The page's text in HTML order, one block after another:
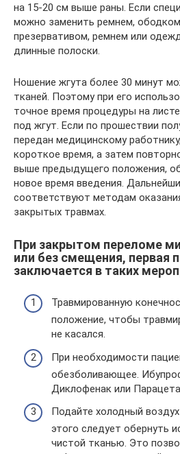
на 15-20 см выше раны. Если
можно заменить ремнем,
презервативом, ремнем или
длинные полоски.
Ношение жгута более 30 минут
тканей. Поэтому при его
точное время процедуры на
под жгут. Если по прошествии
передан медицинскому
короткое время, а затем
выше предыдущего положения,
новое время введения.
соответствуют методам
закрытых травмах.
При закрытом переломе
или без смещения, первая
заключается в таких
Травмированную
положение, чтобы
не касался.
При необходимости
обезболивающее.
Диклофенак или
Подайте холодный
этого следует обернуть
чистой тканью. Это